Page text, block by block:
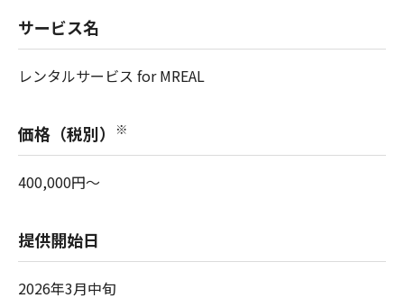
サービス名
レンタルサービス for MREAL
価格（税別） ※
400,000円～
提供開始日
2026年3月中旬